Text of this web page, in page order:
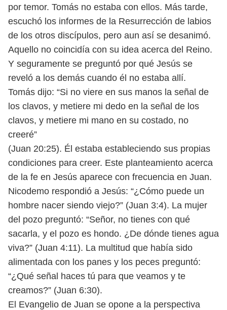
por temor. Tomás no estaba con ellos. Más tarde,
escuchó los informes de la Resurrección de labios
de los otros discípulos, pero aun así se desanimó.
Aquello no coincidía con su idea acerca del Reino.
Y seguramente se preguntó por qué Jesús se
reveló a los demás cuando él no estaba allí.
Tomás dijo: “Si no viere en sus manos la señal de
los clavos, y metiere mi dedo en la señal de los
clavos, y metiere mi mano en su costado, no
creeré”
(Juan 20:25). Él estaba estableciendo sus propias
condiciones para creer. Este planteamiento acerca
de la fe en Jesús aparece con frecuencia en Juan.
Nicodemo respondió a Jesús: “¿Cómo puede un
hombre nacer siendo viejo?” (Juan 3:4). La mujer
del pozo preguntó: “Señor, no tienes con qué
sacarla, y el pozo es hondo. ¿De dónde tienes agua
viva?” (Juan 4:11). La multitud que había sido
alimentada con los panes y los peces preguntó:
“¿Qué señal haces tú para que veamos y te
creamos?” (Juan 6:30).
El Evangelio de Juan se opone a la perspectiva